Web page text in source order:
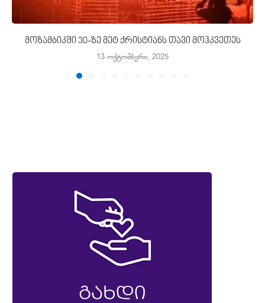
მოზამბიკში 30-ზე მეტ ქრისტიანს თავი მოჰკვეთეს
13 ოქტომბერი, 2025